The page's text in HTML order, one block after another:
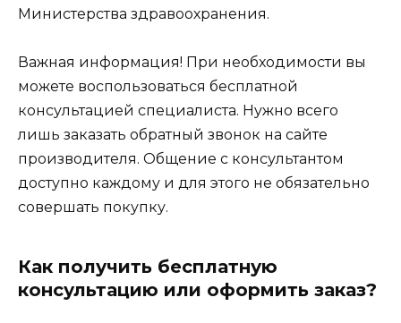
Министерства здравоохранения.
Важная информация! При необходимости вы
можете воспользоваться бесплатной
консультацией специалиста. Нужно всего
лишь заказать обратный звонок на сайте
производителя. Общение с консультантом
доступно каждому и для этого не обязательно
совершать покупку.
Как получить бесплатную
консультацию или оформить заказ?